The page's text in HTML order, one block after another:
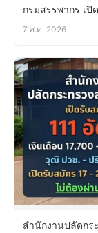
กรมสรรพากร เปิ
7 ส.ค. 2026
สำนักงานปลัดกร